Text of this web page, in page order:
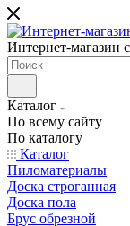
Интернет-магазин
Каталог
По всему сайту
По каталогу
Каталог
Пиломатериалы
Доска строганная
Доска пола
Брус обрезной